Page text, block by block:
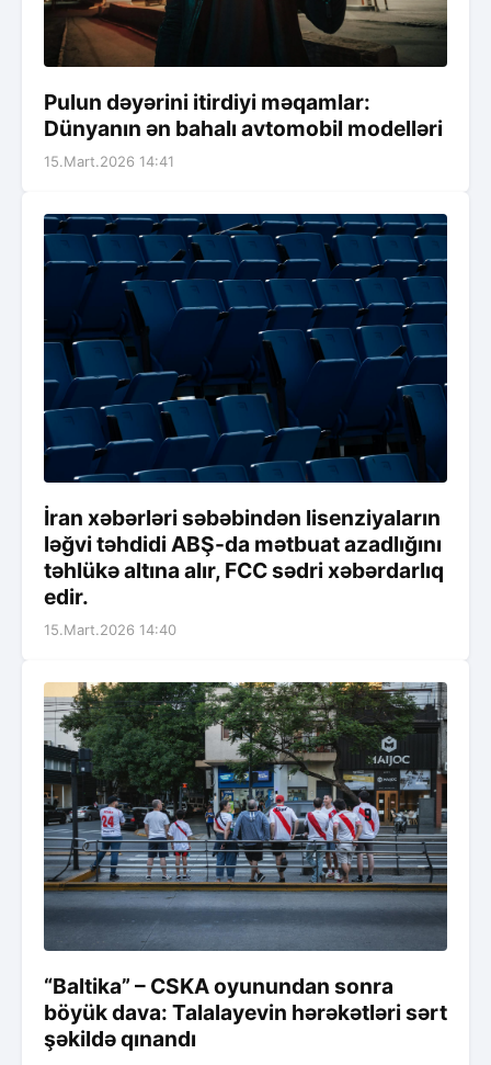
Pulun dəyərini itirdiyi məqamlar:
Dünyanın ən bahalı avtomobil modelləri
15.Mart.2026 14:41
İran xəbərləri səbəbindən lisenziyaların
ləğvi təhdidi ABŞ-da mətbuat azadlığını
təhlükə altına alır, FCC sədri xəbərdarlıq
edir.
15.Mart.2026 14:40
“Baltika” – CSKA oyunundan sonra
böyük dava: Talalayevin hərəkətləri sərt
şəkildə qınandı